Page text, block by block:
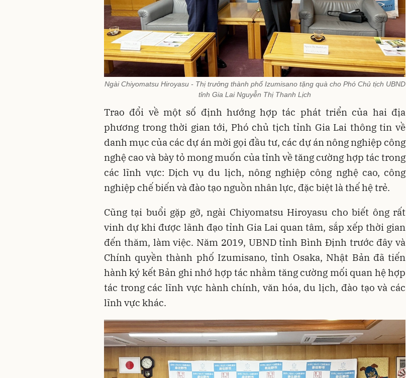
Ngài Chiyomatsu Hiroyasu - Thị trưởng thành phố Izumisano tặng quà cho Phó Chủ tịch UBND
tỉnh Gia Lai Nguyễn Thị Thanh Lịch
Trao đổi về một số định hướng hợp tác phát triển của hai địa
phương trong thời gian tới, Phó chủ tịch tỉnh Gia Lai thông tin về
danh mục của các dự án mời gọi đầu tư, các dự án nông nghiệp công
nghệ cao và bày tỏ mong muốn của tỉnh về tăng cường hợp tác trong
các lĩnh vực: Dịch vụ du lịch, nông nghiệp công nghệ cao, công
nghiệp chế biến và đào tạo nguồn nhân lực, đặc biệt là thế hệ trẻ.
Cũng tại buổi gặp gỡ, ngài Chiyomatsu Hiroyasu cho biết ông rất
vinh dự khi được lãnh đạo tỉnh Gia Lai quan tâm, sắp xếp thời gian
đến thăm, làm việc. Năm 2019, UBND tỉnh Bình Định trước đây và
Chính quyền thành phố Izumisano, tỉnh Osaka, Nhật Bản đã tiến
hành ký kết Bản ghi nhớ hợp tác nhằm tăng cường mối quan hệ hợp
tác trong các lĩnh vực hành chính, văn hóa, du lịch, đào tạo và các
lĩnh vực khác.